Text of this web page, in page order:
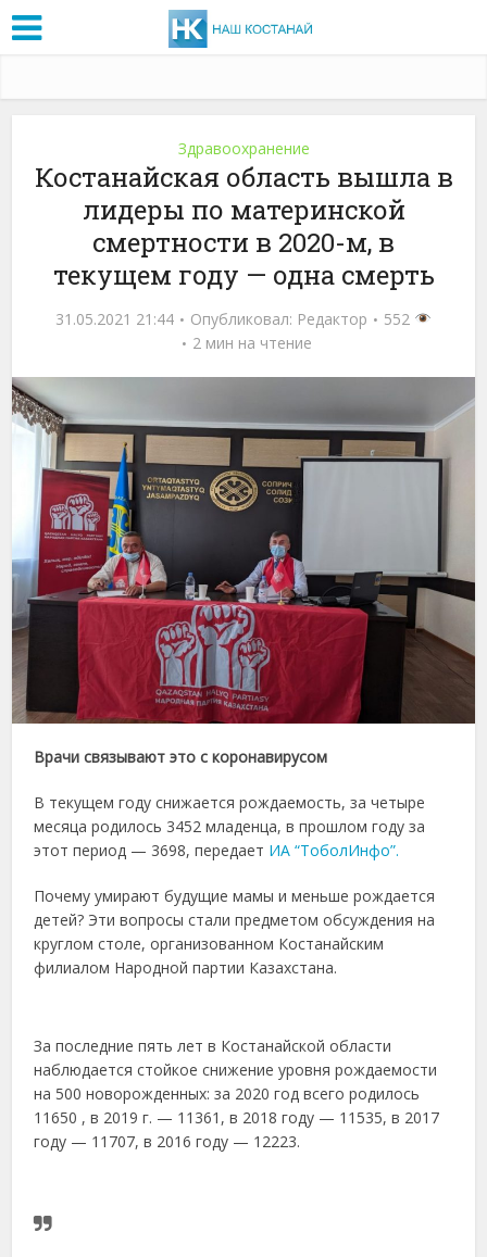
Здравоохранение
Костанайская область вышла в
лидеры по материнской
смертности в 2020-м, в
текущем году — одна смерть
31.05.2021 21:44 Опубликовал: Редактор
552
2 мин на чтение
Врачи связывают это с коронавирусом
В текущем году снижается рождаемость, за четыре
месяца родилось 3452 младенца, в прошлом году за
этот период — 3698, передает ИА “ТоболИнфо”.
Почему умирают будущие мамы и меньше рождается
детей? Эти вопросы стали предметом обсуждения на
круглом столе, организованном Костанайским
филиалом Народной партии Казахстана.
За последние пять лет в Костанайской области
наблюдается стойкое снижение уровня рождаемости
на 500 новорожденных: за 2020 год всего родилось
11650 , в 2019 г. — 11361, в 2018 году — 11535, в 2017
году — 11707, в 2016 году — 12223.